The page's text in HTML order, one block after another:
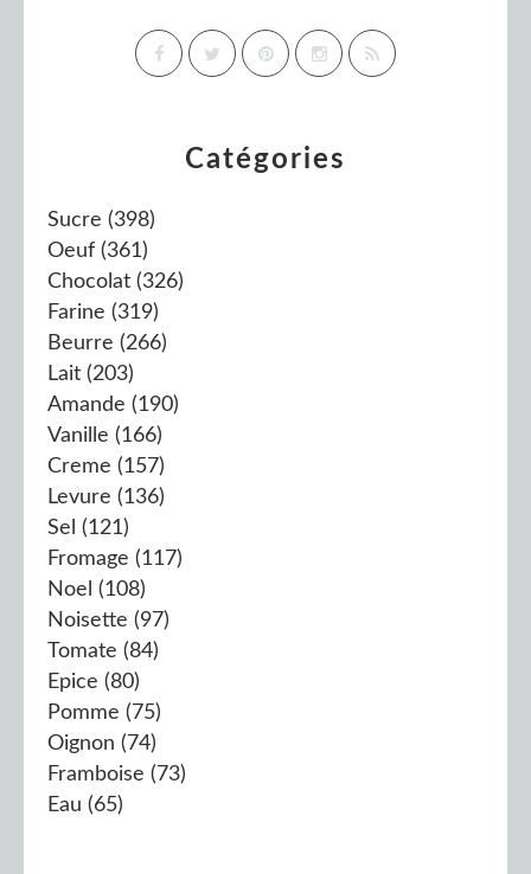
Catégories
Sucre (398)
Oeuf (361)
Chocolat (326)
Farine (319)
Beurre (266)
Lait (203)
Amande (190)
Vanille (166)
Creme (157)
Levure (136)
Sel (121)
Fromage (117)
Noel (108)
Noisette (97)
Tomate (84)
Epice (80)
Pomme (75)
Oignon (74)
Framboise (73)
Eau (65)